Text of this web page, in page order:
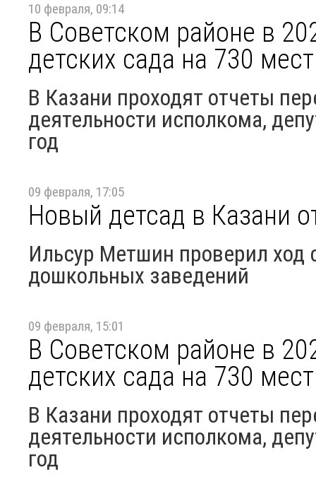
10 февраля, 09:14
В Советском районе в
детских сада на 730 мест
В Казани проходят отчеты
деятельности исполкома,
год
09 февраля, 17:05
Новый детсад в Казани
Ильсур Метшин проверил ход
дошкольных заведений
09 февраля, 15:01
В Советском районе в
детских сада на 730 мест
В Казани проходят отчеты
деятельности исполкома,
год